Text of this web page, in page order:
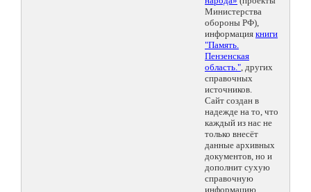
Министерства
обороны РФ),
информация книги
"Память.
Пензенская
область.", других
справочных
источников.
Сайт создан в
надежде на то, что
каждый из нас не
только внесёт
данные архивных
документов, но и
дополнит сухую
справочную
информацию